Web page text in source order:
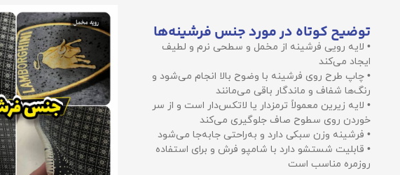
توضیح کوتاه در مورد جنس فرشینه‌ها
• لایه رویی فرشینه از مخمل و سطحی نرم و لطیف
ایجاد می‌کند
• چاپ طرح روی فرشینه با وضوح بالا انجام می‌شود و
رنگ‌ها شفاف و ماندگار باقی می‌مانند
• لایه زیرین معمولاً ترمزدار یا لاتکس‌دار است و از سر
خوردن روی سطوح صاف جلوگیری می‌کند
• فرشینه وزن سبکی دارد و به‌راحتی جابه‌جا می‌شود
• قابلیت شستشو دارد با شامپو فرش و برای استفاده
روزمره مناسب است